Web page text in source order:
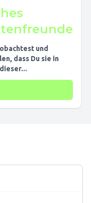
und
dass Du sie in